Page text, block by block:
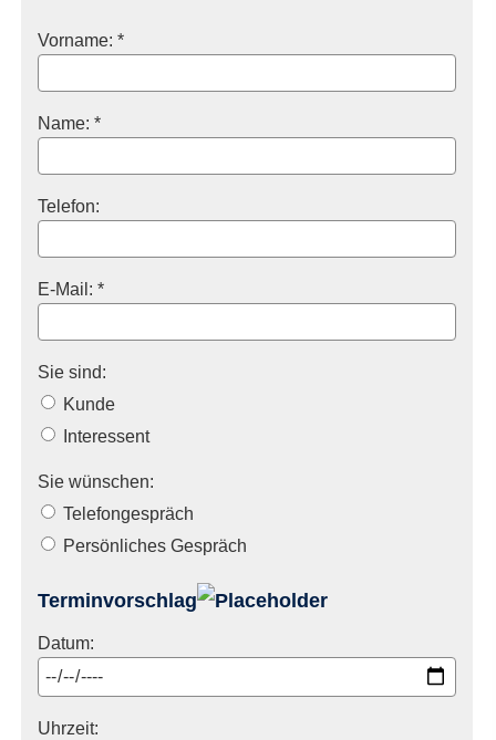
Vorname: *
Name: *
Telefon:
E-Mail: *
Sie sind:
Kunde
Interessent
Sie wünschen:
Telefongespräch
Persönliches Gespräch
Terminvorschlag
Datum:
Uhrzeit: